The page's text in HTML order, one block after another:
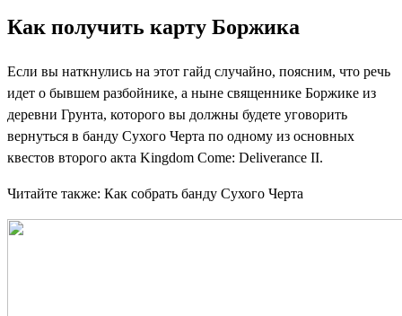
Как получить карту Боржика
Если вы наткнулись на этот гайд случайно, поясним, что речь
идет о бывшем разбойнике, а ныне священнике Боржике из
деревни Грунта, которого вы должны будете уговорить
вернуться в банду Сухого Черта по одному из основных
квестов второго акта Kingdom Come: Deliverance II.
Читайте также: Как собрать банду Сухого Черта